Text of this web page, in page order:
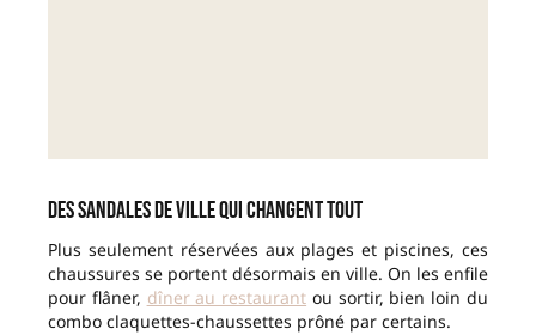
Des sandales de ville qui changent tout
Plus seulement réservées aux plages et piscines, ces
chaussures se portent désormais en ville. On les enfile
pour flâner, dîner au restaurant ou sortir, bien loin du
combo claquettes-chaussettes prôné par certains.